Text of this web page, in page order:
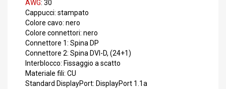
AWG: 30
Cappucci: stampato
Colore cavo: nero
Colore connettori: nero
Connettore 1: Spina DP
Connettore 2: Spina DVI-D, (24+1)
Interblocco: Fissaggio a scatto
Materiale fili: CU
Standard DisplayPort: DisplayPort 1.1a